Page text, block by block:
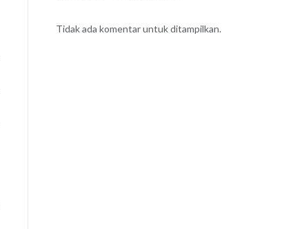
Tidak ada komentar untuk ditampilkan.